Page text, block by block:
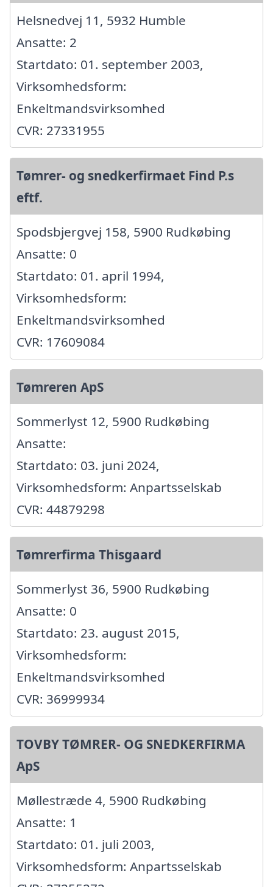
Helsnedvej 11, 5932 Humble
Ansatte: 2
Startdato: 01. september 2003,
Virksomhedsform:
Enkeltmandsvirksomhed
CVR: 27331955
Tømrer- og snedkerfirmaet Find P.s
eftf.
Spodsbjergvej 158, 5900 Rudkøbing
Ansatte: 0
Startdato: 01. april 1994,
Virksomhedsform:
Enkeltmandsvirksomhed
CVR: 17609084
Tømreren ApS
Sommerlyst 12, 5900 Rudkøbing
Ansatte:
Startdato: 03. juni 2024,
Virksomhedsform: Anpartsselskab
CVR: 44879298
Tømrerfirma Thisgaard
Sommerlyst 36, 5900 Rudkøbing
Ansatte: 0
Startdato: 23. august 2015,
Virksomhedsform:
Enkeltmandsvirksomhed
CVR: 36999934
TOVBY TØMRER- OG SNEDKERFIRMA
ApS
Møllestræde 4, 5900 Rudkøbing
Ansatte: 1
Startdato: 01. juli 2003,
Virksomhedsform: Anpartsselskab